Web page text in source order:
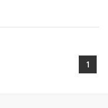
1